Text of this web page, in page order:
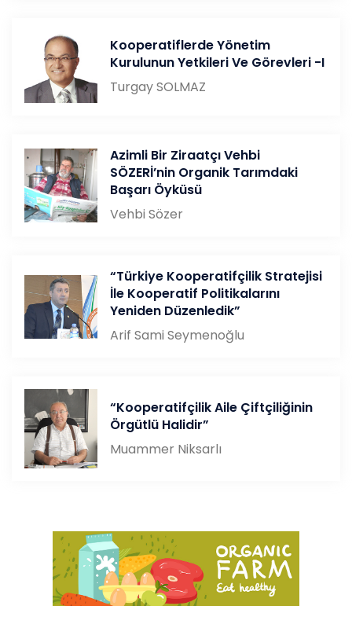
Kooperatiflerde Yönetim
Kurulunun Yetkileri Ve Görevleri -I
Turgay SOLMAZ
Azimli Bir Ziraatçı Vehbi
SÖZERİ’nin Organik Tarımdaki
Başarı Öyküsü
Vehbi Sözer
“Türkiye Kooperatifçilik Stratejisi
İle Kooperatif Politikalarını
Yeniden Düzenledik”
Arif Sami Seymenoğlu
“Kooperatifçilik Aile Çiftçiliğinin
Örgütlü Halidir”
Muammer Niksarlı